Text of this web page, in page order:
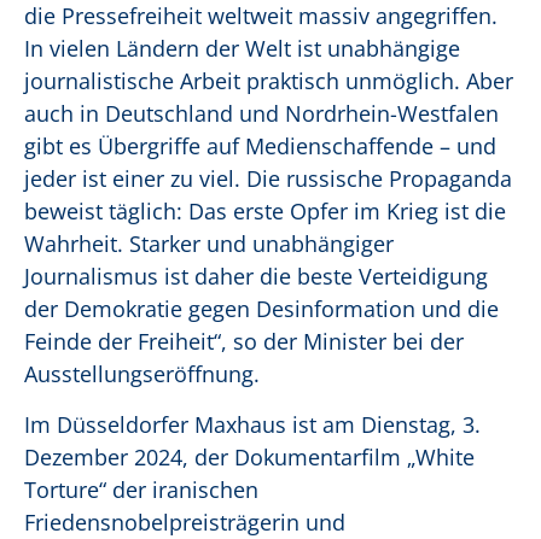
die Pressefreiheit weltweit massiv angegriffen.
In vielen Ländern der Welt ist unabhängige
journalistische Arbeit praktisch unmöglich. Aber
auch in Deutschland und Nordrhein-Westfalen
gibt es Übergriffe auf Medienschaffende – und
jeder ist einer zu viel. Die russische Propaganda
beweist täglich: Das erste Opfer im Krieg ist die
Wahrheit. Starker und unabhängiger
Journalismus ist daher die beste Verteidigung
der Demokratie gegen Desinformation und die
Feinde der Freiheit“, so der Minister bei der
Ausstellungseröffnung.
Im Düsseldorfer Maxhaus ist am Dienstag, 3.
Dezember 2024, der Dokumentarfilm „White
Torture“ der iranischen
Friedensnobelpreisträgerin und